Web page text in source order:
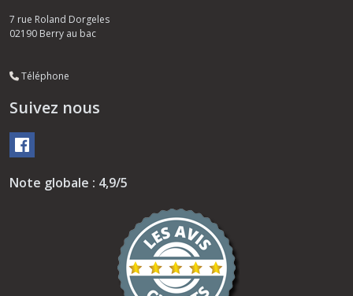
7 rue Roland Dorgeles
02190 Berry au bac
Téléphone
Suivez nous
Note globale : 4,9/5